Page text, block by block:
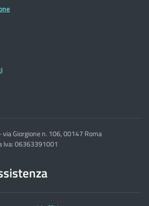
via Giorgione n. 106, 00147 Roma
Iva: 06363391001